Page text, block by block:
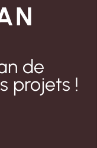
de
projets !